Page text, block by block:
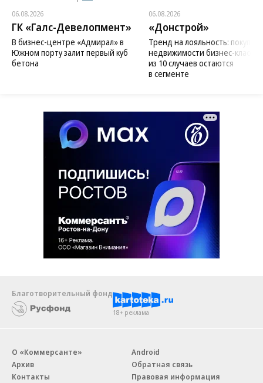
06.08.2026
ГК «Галс-Девелопмент»
В бизнес-центре «Адмирал» в
Южном порту залит первый куб
бетона
06.08.2026
«Донстрой»
Тренд на лояльность:
недвижимости бизнес-класса
из 10 случаев остаются
в сегменте
Благотворительный фонд
18+ реклама
О «Коммерсанте»
Архив
Контакты
Android
Обратная связь
Правовая информация